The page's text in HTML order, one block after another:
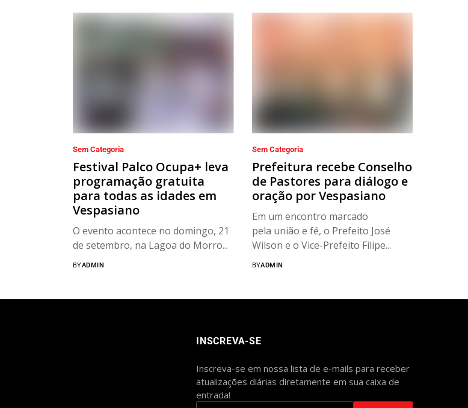
Sem Categoria
Festival Palco Ocupa+ leva
programação gratuita
para todas as idades em
Vespasiano
O evento acontece no domingo, 21
de setembro, na Lagoa do Morro...
BYADMIN
Sem Categoria
Prefeitura recebe Conselho
de Pastores para diálogo e
oração por Vespasiano
Em um encontro marcado
pela união e fé, o Prefeito José
Wilson e o Vice-Prefeito Filipe...
BYADMIN
INSCREVA-SE
Inscreva-se em nossa lista de e-mails para receber
atualizações diárias diretamente em sua caixa de
entrada!